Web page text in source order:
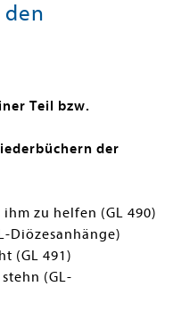
Teil bzw.
der
zu helfen (GL 490)
Diözesanhänge)
(GL 491)
(GL-